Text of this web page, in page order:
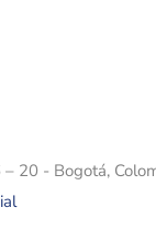
20 - Bogotá,